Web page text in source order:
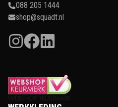
088 205 1444
shop@squadt.nl